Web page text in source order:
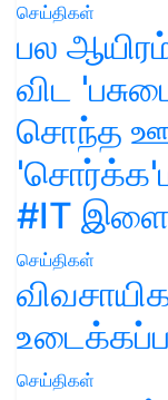
செய்திகள்
பல
விட
சொந்த
#IT
செய்திகள்
செய்திகள்